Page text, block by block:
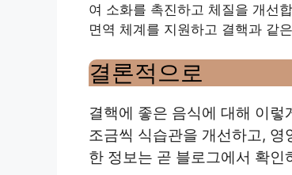
여 소화를 촉진하고 체질을 개선
면역 체계를 지원하고 결핵과 같
결론적으로
결핵에 좋은 음식에 대해 이
조금씩 식습관을 개선하고,
한 정보는 곧 블로그에서 확